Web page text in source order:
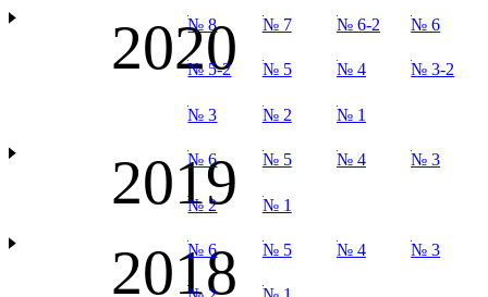
2020
№ 8 № 7 № 6-2 № 6
№ 5-2 № 5 № 4 № 3-2
№ 3 № 2 № 1
2019
№ 6 № 5 № 4 № 3
№ 2 № 1
2018
№ 6 № 5 № 4 № 3